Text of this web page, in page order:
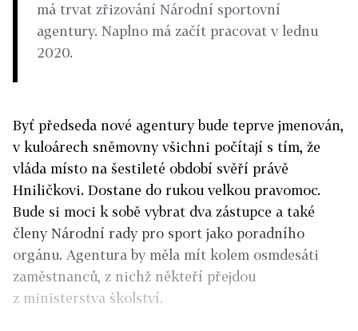
má trvat zřizování Národní sportovní
agentury. Naplno má začít pracovat v lednu
2020.
Byť předseda nové agentury bude teprve jmenován,
v kuloárech sněmovny všichni počítají s tím, že
vláda místo na šestileté období svěří právě
Hniličkovi. Dostane do rukou velkou pravomoc.
Bude si moci k sobě vybrat dva zástupce a také
členy Národní rady pro sport jako poradního
orgánu. Agentura by měla mít kolem osmdesáti
zaměstnanců, z nichž někteří přejdou
z ministerstva školství.